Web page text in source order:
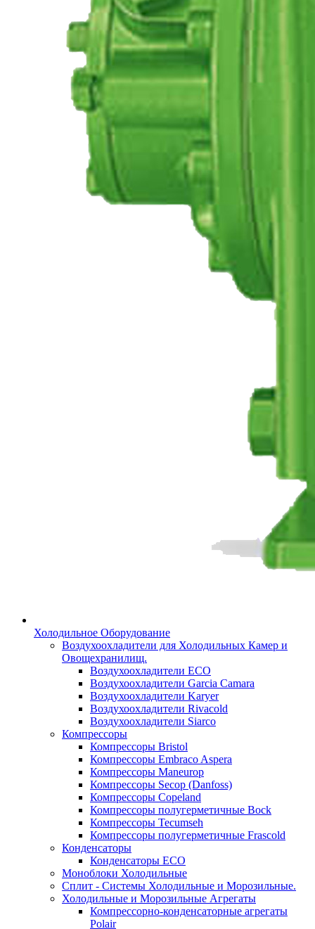
Холодильное Оборудование
Воздухоохладители для Холодильных Камер и
Овощехранилищ.
Воздухоохладители ECO
Воздухоохладители Garcia Camara
Воздухоохладители Karyer
Воздухоохладители Rivacold
Воздухоохладители Siarco
Компрессоры
Компрессоры Bristol
Компрессоры Embraco Aspera
Компрессоры Maneurop
Компрессоры Secop (Danfoss)
Компрессоры Copeland
Компрессоры полугерметичные Bock
Компрессоры Tecumseh
Компрессоры полугерметичные Frascold
Конденсаторы
Конденсаторы ECO
Моноблоки Холодильные
Сплит - Системы Холодильные и Морозильные.
Холодильные и Морозильные Агрегаты
Компрессорно-конденсаторные агрегаты
Polair